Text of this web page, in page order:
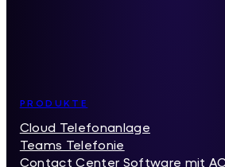
Inhaltsverzeichnis
PRODUKTE
Cloud Telefonanlage
Teams Telefonie
Contact Center Software mit